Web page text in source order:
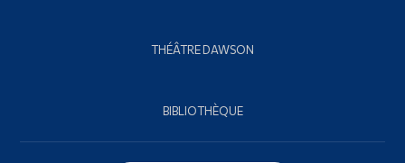
THÉÂTRE DAWSON
BIBLIOTHÈQUE